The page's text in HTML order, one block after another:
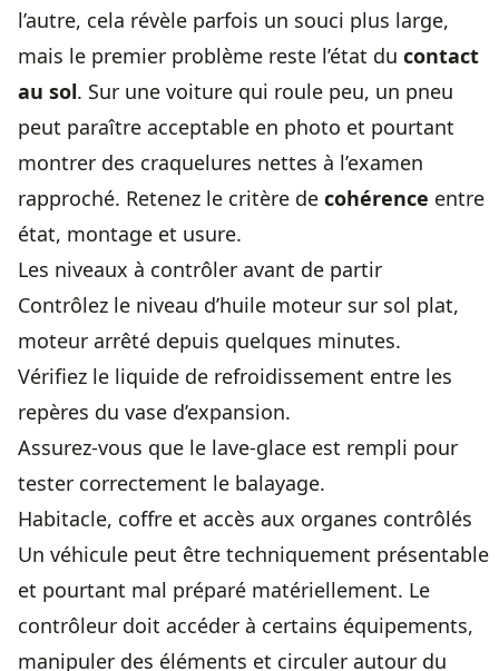
l’autre, cela révèle parfois un souci plus large,
mais le premier problème reste l’état du contact
au sol. Sur une voiture qui roule peu, un pneu
peut paraître acceptable en photo et pourtant
montrer des craquelures nettes à l’examen
rapproché. Retenez le critère de cohérence entre
état, montage et usure.
Les niveaux à contrôler avant de partir
Contrôlez le niveau d’huile moteur sur sol plat,
moteur arrêté depuis quelques minutes.
Vérifiez le liquide de refroidissement entre les
repères du vase d’expansion.
Assurez-vous que le lave-glace est rempli pour
tester correctement le balayage.
Habitacle, coffre et accès aux organes contrôlés
Un véhicule peut être techniquement présentable
et pourtant mal préparé matériellement. Le
contrôleur doit accéder à certains équipements,
manipuler des éléments et circuler autour du